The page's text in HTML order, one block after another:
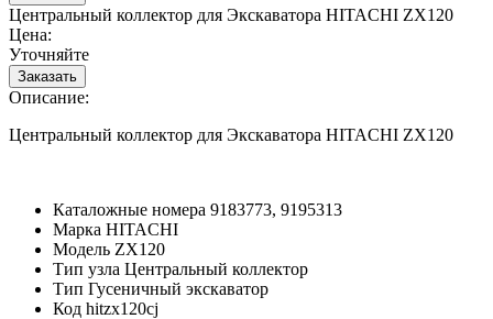
Центральный коллектор для Экскаватора HITACHI ZX120
Цена:
Уточняйте
Описание:
Центральный коллектор для Экскаватора HITACHI ZX120
Каталожные номера 9183773, 9195313
Марка HITACHI
Модель ZX120
Тип узла Центральный коллектор
Тип Гусеничный экскаватор
Код hitzx120cj